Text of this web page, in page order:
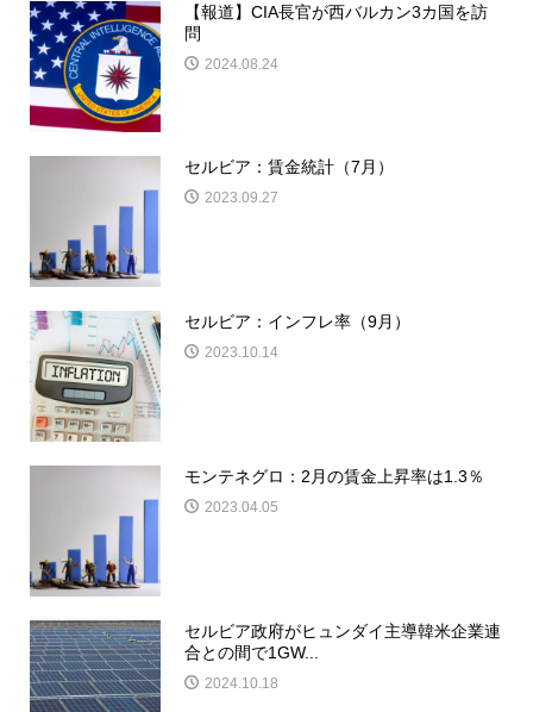
【報道】CIA長官が西バルカン3カ国を訪
問
2024.08.24
セルビア：賃金統計（7月）
2023.09.27
セルビア：インフレ率（9月）
2023.10.14
モンテネグロ：2月の賃金上昇率は1.3％
2023.04.05
セルビア政府がヒュンダイ主導韓米企業連
合との間で1GW...
2024.10.18